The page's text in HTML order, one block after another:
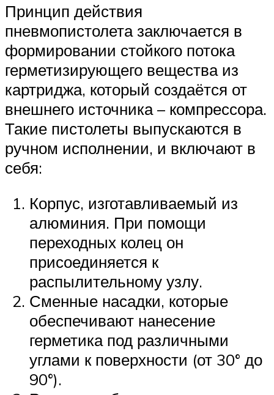
Принцип действия
пневмопистолета заключается в
формировании стойкого потока
герметизирующего вещества из
картриджа, который создаётся от
внешнего источника – компрессора.
Такие пистолеты выпускаются в
ручном исполнении, и включают в
себя:
Корпус, изготавливаемый из
алюминия. При помощи
переходных колец он
присоединяется к
распылительному узлу.
Сменные насадки, которые
обеспечивают нанесение
герметика под различными
углами к поверхности (от 30° до
90°).